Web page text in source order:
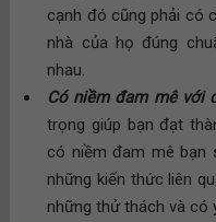
cạnh đó cũng phải có
nhà của họ đúng
nhau.
Có niềm đam mê với
trọng giúp bạn đạt
có niềm đam mê bạn
những kiến thức liên
những thử thách và có